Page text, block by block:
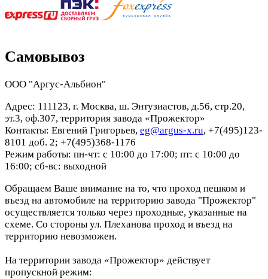
Самовывоз
ООО "Аргус-Альбион"
Адрес: 111123, г. Москва, ш. Энтузиастов, д.56, стр.20,
эт.3, оф.307, территория завода «Прожектор»
Контакты: Евгений Григорьев, eg@argus-x.ru, +7(495)123-
8101 доб. 2; +7(495)368-1176
Режим работы: пн-чт: с 10:00 до 17:00; пт: с 10:00 до
16:00; сб-вс: выходной
Обращаем Ваше внимание на то, что проход пешком и
въезд на автомобиле на территорию завода "Прожектор"
осуществляется только через проходные, указанные на
схеме. Со стороны ул. Плеханова проход и въезд на
территорию невозможен.
На территории завода «Прожектор» действует
пропускной режим: